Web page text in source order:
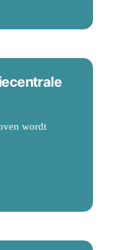
wordt